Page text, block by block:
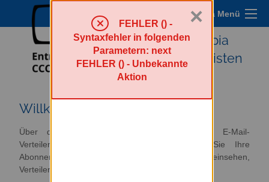
Sympa Menü
Entropia
Mailinglisten
Willkommen
Über diesen Server haben Sie Zugriff zur E-Mail-
Verteilerumgebung. Von hier aus können Sie Ihre
Abonnements verwalten oder abbestellen, Archive einsehen,
Verteiler verwalten und moderieren.
FEHLER () -
Syntaxfehler in folgenden
Parametern: next
FEHLER () - Unbekannte
Aktion
×